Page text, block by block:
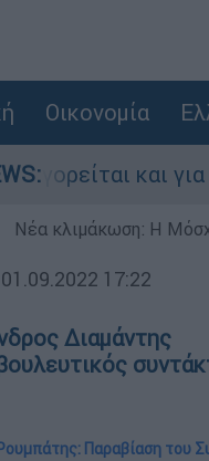
Οικονομία
για την
Νέα κλιμάκωση: Η
01.09.2022 17:22
Διαμάντης
Παραβίαση του